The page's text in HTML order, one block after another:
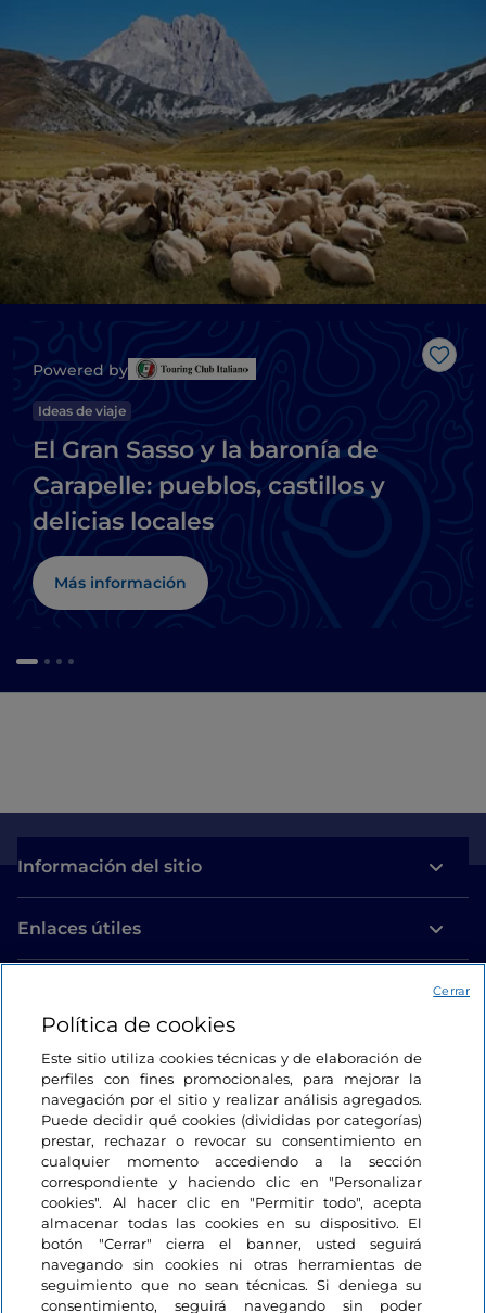
Me
Powered by
Ideas de viaje
El Gran Sasso y la baronía de
Carapelle: pueblos, castillos y
delicias locales
Más información
Información del sitio
Enlaces útiles
Estamos en contacto
Política de cookies
Este sitio utiliza cookies técnicas y de elaboración de
perfiles con fines promocionales, para mejorar la
navegación por el sitio y realizar análisis agregados.
Puede decidir qué cookies (divididas por categorías)
prestar, rechazar o revocar su consentimiento en
cualquier momento accediendo a la sección
correspondiente y haciendo clic en "Personalizar
cookies". Al hacer clic en "Permitir todo", acepta
almacenar todas las cookies en su dispositivo. El
botón "Cerrar" cierra el banner, usted seguirá
navegando sin cookies ni otras herramientas de
seguimiento que no sean técnicas. Si deniega su
consentimiento, seguirá navegando sin poder
Cerrar